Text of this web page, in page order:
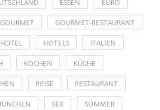
ESSEN EURO
GOURMET GOURMET-RESTAURANT
HOTEL HOTELS ITALIEN
KOCHEN KÜCHE
REISE RESTAURANT
SEX SOMMER